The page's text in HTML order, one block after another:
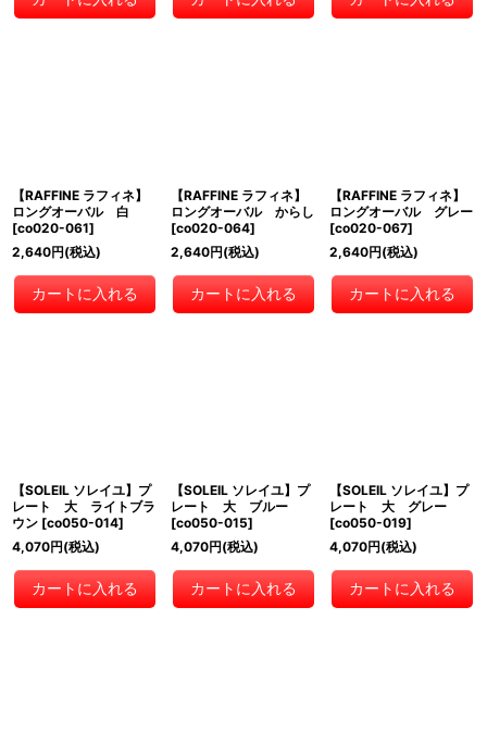
【RAFFINE ラフィネ】
ロングオーバル 白
[co020-061]
2,640円(税込)
カートに入れる
【RAFFINE ラフィネ】
ロングオーバル からし
[co020-064]
2,640円(税込)
カートに入れる
【RAFFINE ラフィネ】
ロングオーバル グレー
[co020-067]
2,640円(税込)
カートに入れる
【SOLEIL ソレイユ】プ
レート 大 ライトブラ
ウン [co050-014]
4,070円(税込)
カートに入れる
【SOLEIL ソレイユ】プ
レート 大 ブルー
[co050-015]
4,070円(税込)
カートに入れる
【SOLEIL ソレイユ】プ
レート 大 グレー
[co050-019]
4,070円(税込)
カートに入れる